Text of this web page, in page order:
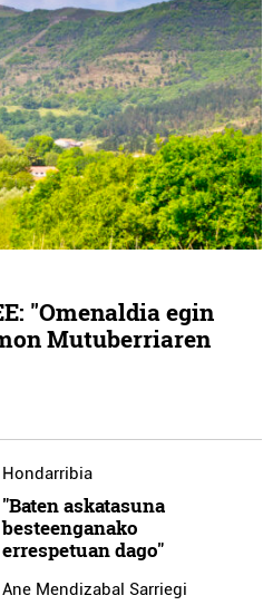
"Omenaldia egin
Mutuberriaren
Hondarribia
"Baten askatasuna
besteenganako
errespetuan dago"
Ane Mendizabal Sarriegi